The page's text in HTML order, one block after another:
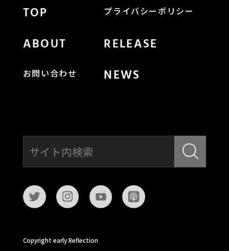
TOP プライバシーポリシー
ABOUT RELEASE
お問い合わせ NEWS
Copyright early Reflection